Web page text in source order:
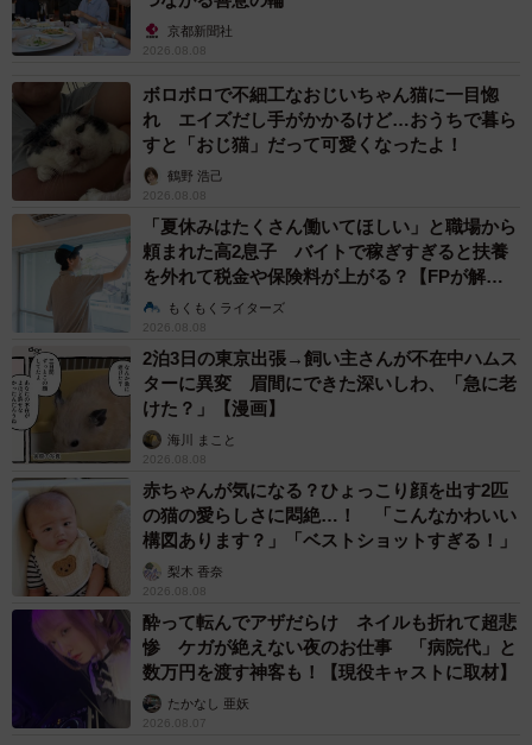
京都新聞社
2026.08.08
ボロボロで不細工なおじいちゃん猫に一目惚
れ エイズだし手がかかるけど…おうちで暮ら
すと「おじ猫」だって可愛くなったよ！
鶴野 浩己
2026.08.08
「夏休みはたくさん働いてほしい」と職場から
頼まれた高2息子 バイトで稼ぎすぎると扶養
を外れて税金や保険料が上がる？【FPが解
説】もくもくライターズ
2026.08.08
2泊3日の東京出張→飼い主さんが不在中ハムス
ターに異変 眉間にできた深いしわ、「急に老
けた？」【漫画】
海川 まこと
2026.08.08
赤ちゃんが気になる？ひょっこり顔を出す2匹
の猫の愛らしさに悶絶…！ 「こんなかわいい
構図あります？」「ベストショットすぎる！」
梨木 香奈
2026.08.08
酔って転んでアザだらけ ネイルも折れて超悲
惨 ケガが絶えない夜のお仕事 「病院代」と
数万円を渡す神客も！【現役キャストに取材】
たかなし 亜妖
2026.08.07